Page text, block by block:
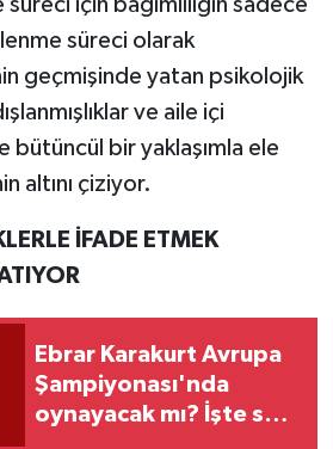
süreci için bağımlılığın sadece
süreci olarak
geçmişinde yatan psikolojik
ve aile içi
bütüncül bir yaklaşımla ele
altını çiziyor.
İFADE ETMEK
Ebrar Karakurt Avrupa
Şampiyonası'nda
oynayacak mı? İşte son